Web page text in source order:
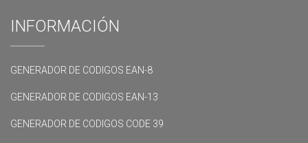
INFORMACIÓN
GENERADOR DE CODIGOS EAN-8
GENERADOR DE CODIGOS EAN-13
GENERADOR DE CODIGOS CODE 39